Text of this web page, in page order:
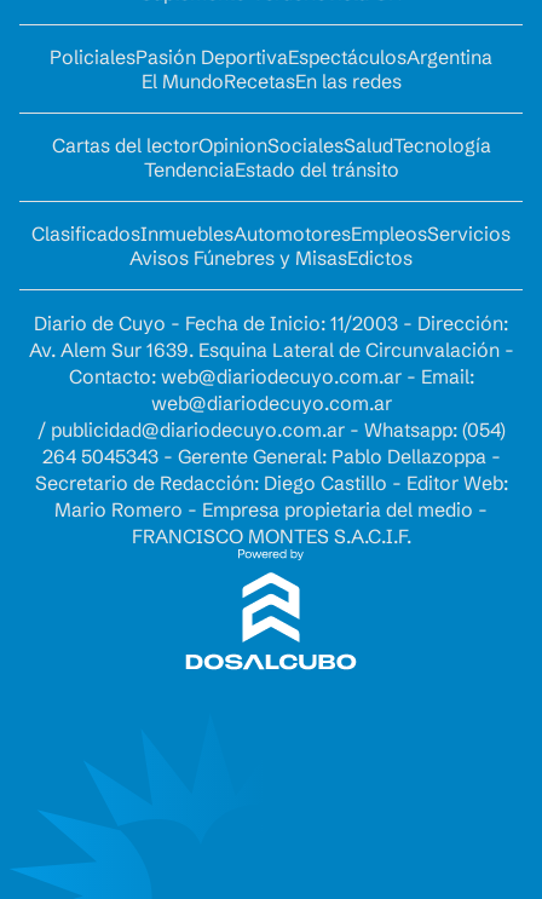
PolicialesPasión DeportivaEspectáculosArgentina
El MundoRecetasEn las redes
Cartas del lectorOpinionSocialesSaludTecnología
TendenciaEstado del tránsito
ClasificadosInmueblesAutomotoresEmpleosServicios
Avisos Fúnebres y MisasEdictos
Diario de Cuyo - Fecha de Inicio: 11/2003 - Dirección:
Av. Alem Sur 1639. Esquina Lateral de Circunvalación -
Contacto: web@diariodecuyo.com.ar- Email:
web@diariodecuyo.com.ar
/ publicidad@diariodecuyo.com.ar- Whatsapp: (054)
264 5045343 - Gerente General: Pablo Dellazoppa -
Secretario de Redacción: Diego Castillo - Editor Web:
Mario Romero - Empresa propietaria del medio -
FRANCISCO MONTES S.A.C.I.F.